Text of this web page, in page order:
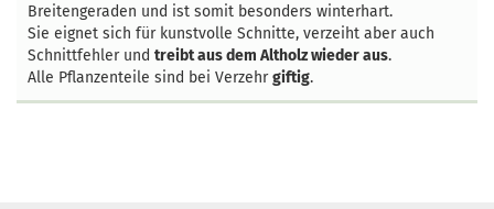
Breitengeraden und ist somit besonders winterhart.
Sie eignet sich für kunstvolle Schnitte, verzeiht aber auch
Schnittfehler und treibt aus dem Altholz wieder aus.
Alle Pflanzenteile sind bei Verzehrgiftig.